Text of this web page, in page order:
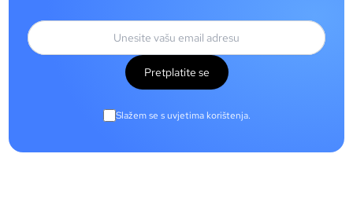
Pretplatite se
Slažem se s uvjetima korištenja.